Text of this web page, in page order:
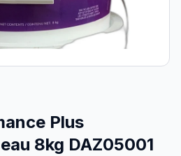
Plus
8kg DAZ05001